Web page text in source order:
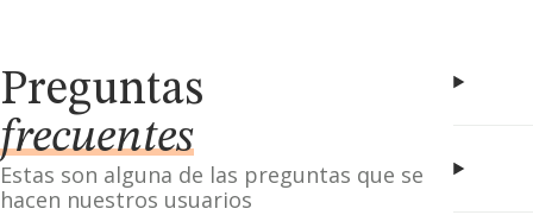
Preguntas
frecuentes
Estas son alguna de las preguntas que se
hacen nuestros usuarios